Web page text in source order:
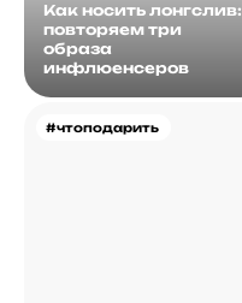
Как носить лонгслив:
повторяем три
образа
инфлюенсеров
#чтоподарить